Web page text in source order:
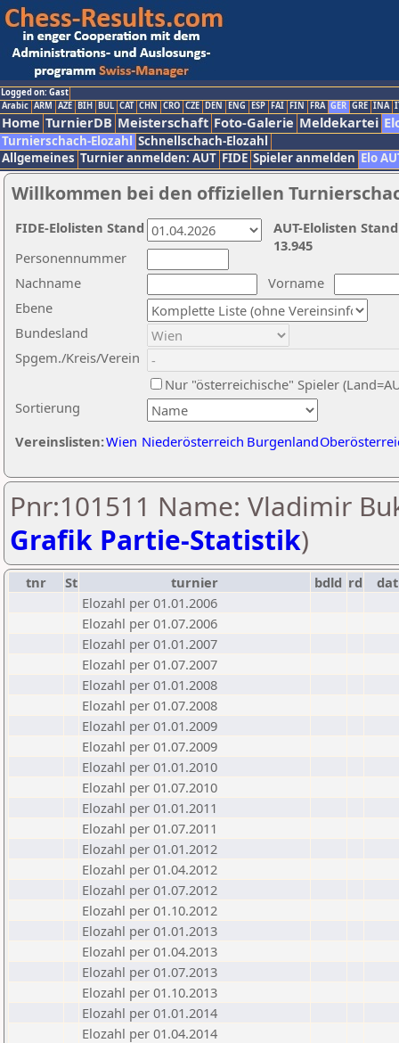
Logged on: Gast
Arabic ARM AZE BIH BUL CAT CHN CRO CZE DEN ENG ESP FAI FIN FRA GER GRE INA
Home TurnierDB Meisterschaft Foto-Galerie Meldekartei
Turnierschach-Elozahl Schnellschach-Elozahl
Allgemeines Turnier anmelden: AUT FIDE Spieler anmelden Elo
Willkommen bei den offiziellen
Nachname
Vorname
Ebene
Sortierung
Personennummer
Bundesland
Spgem./Kreis/Verein
Nur "österreichische" Spieler
Vereinslisten:Wien Niederösterreich Burgenland
AUT-Elolisten
13.945
FIDE-Elolisten Stand
Pnr:101511 Name: Vladimir
Grafik Partie-Statistik)
tnr St turnier bdld rd
Elozahl per 01.01.2006
Elozahl per 01.07.2006
Elozahl per 01.01.2007
Elozahl per 01.07.2007
Elozahl per 01.01.2008
Elozahl per 01.07.2008
Elozahl per 01.01.2009
Elozahl per 01.07.2009
Elozahl per 01.01.2010
Elozahl per 01.07.2010
Elozahl per 01.01.2011
Elozahl per 01.07.2011
Elozahl per 01.01.2012
Elozahl per 01.04.2012
Elozahl per 01.07.2012
Elozahl per 01.10.2012
Elozahl per 01.01.2013
Elozahl per 01.04.2013
Elozahl per 01.07.2013
Elozahl per 01.10.2013
Elozahl per 01.01.2014
Elozahl per 01.04.2014